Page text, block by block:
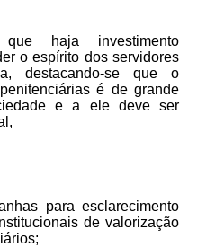
haja investimento
o espírito dos servidores
destacando-se que o
é de grande
e a ele deve ser
para esclarecimento
de valorização